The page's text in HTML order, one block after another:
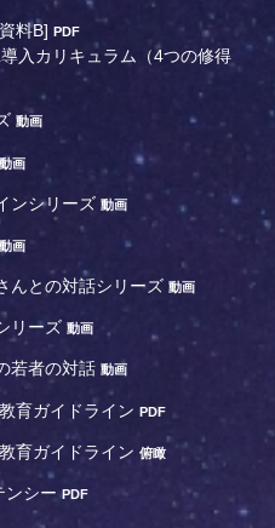
料B]PDF
入カリキュラム（4つの修得
動画
動画
ンシリーズ動画
動画
んとの対話シリーズ動画
リーズ動画
若者の対話動画
育ガイドラインPDF
育ガイドライン俯瞰
ンシーPDF